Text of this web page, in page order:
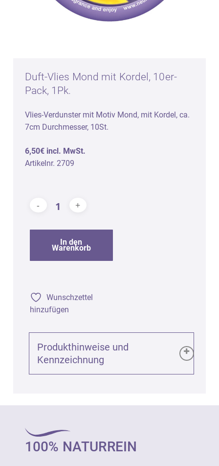
Duft-Vlies Mond mit Kordel, 10er-
Pack, 1Pk.
Vlies-Verdunster mit Motiv Mond, mit Kordel, ca.
7cm Durchmesser, 10St.
6,50€ incl. MwSt.
Artikelnr. 2709
In den
Warenkorb
Wunschzettel
hinzufügen
Produkthinweise und
Kennzeichnung
Vor dem Zugriff durch Kinder sichern.
100% NATURREIN